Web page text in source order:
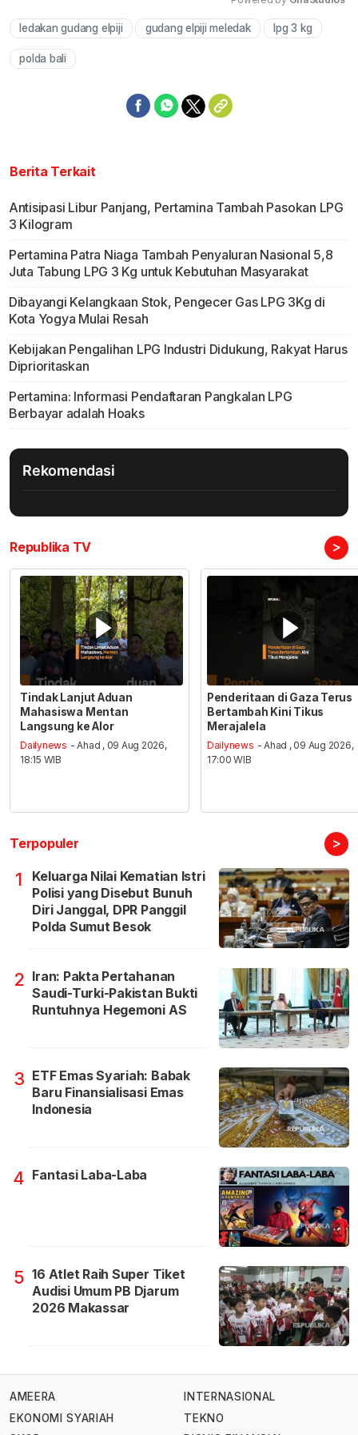
Mute
ledakan gudang elpiji gudang elpiji meledak lpg 3 kg
polda bali
Berita Terkait
Antisipasi Libur Panjang, Pertamina Tambah Pasokan LPG
3 Kilogram
Pertamina Patra Niaga Tambah Penyaluran Nasional 5,8
Juta Tabung LPG 3 Kg untuk Kebutuhan Masyarakat
Dibayangi Kelangkaan Stok, Pengecer Gas LPG 3Kg di
Kota Yogya Mulai Resah
Kebijakan Pengalihan LPG Industri Didukung, Rakyat Harus
Diprioritaskan
Pertamina: Informasi Pendaftaran Pangkalan LPG
Berbayar adalah Hoaks
Rekomendasi
Republika TV >
Tindak Lanjut Aduan
Mahasiswa Mentan
Langsung ke Alor
Dailynews - Ahad , 09 Aug 2026,
18:15 WIB
Penderitaan di Gaza Terus
Bertambah Kini Tikus
Merajalela
Dailynews - Ahad , 09 Aug 2026,
17:00 WIB
Terpopuler >
1
Keluarga Nilai Kematian Istri
Polisi yang Disebut Bunuh
Diri Janggal, DPR Panggil
Polda Sumut Besok
2 Iran: Pakta Pertahanan
Saudi-Turki-Pakistan Bukti
Runtuhnya Hegemoni AS
3 ETF Emas Syariah: Babak
Baru Finansialisasi Emas
Indonesia
4 Fantasi Laba-Laba
5 16 Atlet Raih Super Tiket
Audisi Umum PB Djarum
2026 Makassar
AMEERA
EKONOMI SYARIAH
INTERNASIONAL
TEKNO